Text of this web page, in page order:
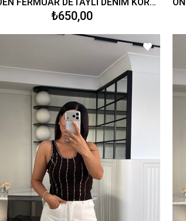
₺650,00